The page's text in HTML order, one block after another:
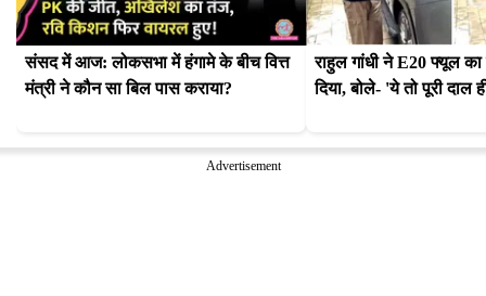
संसद में आज: लोकसभा में हंगामे के बीच वित्त
मंत्री ने कौन सा बिल पास कराया?
राहुल गांधी ने E20 फ्यूल
दिया, बोले- 'ये तो पूरी दाल
Advertisement